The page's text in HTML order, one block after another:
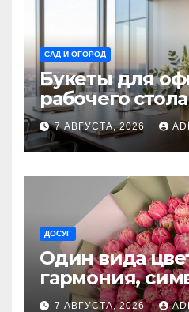
САД И ОГОРОД
Букеты для
рабочего стола
7 АВГУСТА, 2026
ДОСУГ
Один вида
гармония,
секреты ухода
7 АВГУСТА, 2026